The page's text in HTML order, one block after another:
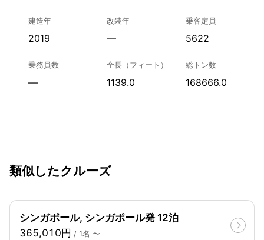
建造年
2019
改装年
—
乗客定員
5622
乗務員数
—
全長（フィート）
1139.0
総トン数
168666.0
類似したクルーズ
シンガポール, シンガポール発 12泊
365,010円 / 1名 〜